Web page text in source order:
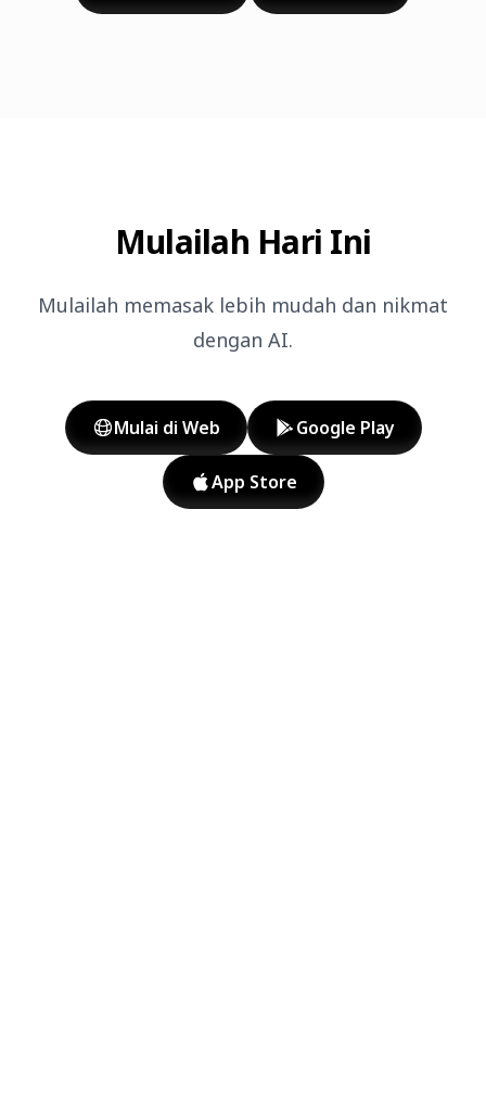
Mulailah Hari Ini
Mulailah memasak lebih mudah dan nikmat
dengan AI.
Mulai di Web Google Play
App Store